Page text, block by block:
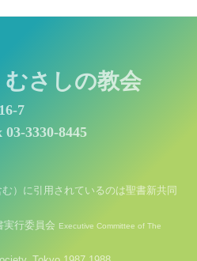
むさしの教会
7
03-3330-8445
）に引用されているのは聖書新共同
行委員会 Executive Committee of The